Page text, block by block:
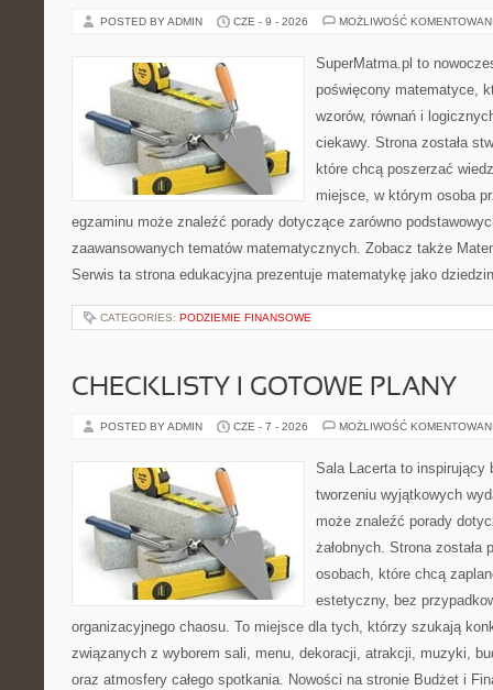
POSTED BY ADMIN CZE - 9 - 2026 MOŻLIWOŚĆ
SuperMatma.pl to
poświęcony matematyce,
wzorów, równań i
ciekawy. Strona została
które chcą poszerzać
miejsce, w którym osoba
egzaminu może znaleźć porady dotyczące zarówno
zaawansowanych tematów matematycznych. Zobacz także
Serwis ta strona edukacyjna prezentuje matematykę jako
CATEGORIES: PODZIEMIE FINANSOWE
CHECKLISTY I GOTOWE PLANY
POSTED BY ADMIN CZE - 7 - 2026 MOŻLIWOŚĆ
Sala Lacerta to inspirujący
tworzeniu wyjątkowych
może znaleźć porady
żałobnych. Strona została
osobach, które chcą
estetyczny, bez
organizacyjnego chaosu. To miejsce dla tych, którzy szukają
związanych z wyborem sali, menu, dekoracji, atrakcji, muzyki,
oraz atmosfery całego spotkania. Nowości na stronie Budżet i